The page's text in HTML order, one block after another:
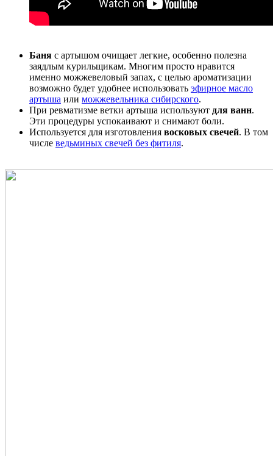
Баня с артышом очищает легкие, особенно полезна
заядлым курильщикам. Многим просто нравится
именно можжевеловый запах, с целью ароматизации
возможно будет удобнее использовать эфирное масло
артыша или можжевельника сибирского.
При ревматизме ветки артыша используют для ванн.
Эти процедуры успокаивают и снимают боли.
Используется для изготовления восковых свечей. В том
числе ведьминых свечей без фитиля.